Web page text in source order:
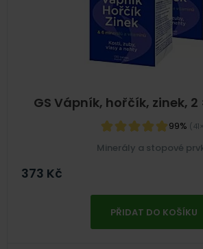
GS Vápník, hořčík, zinek, 2
99%
Minerály a stopové
373 Kč
PŘIDAT DO KOŠÍKU